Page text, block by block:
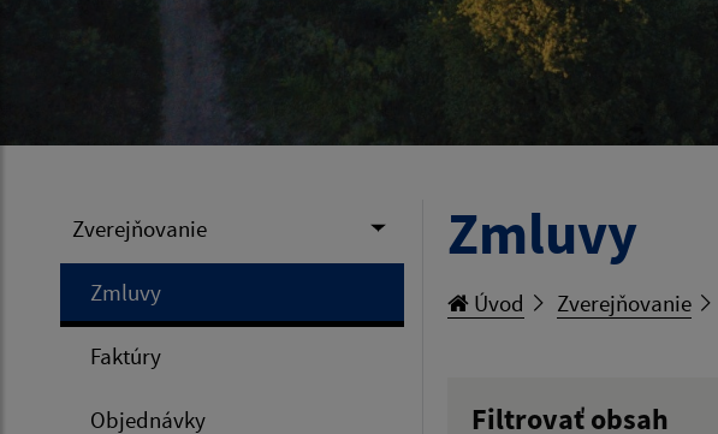
Zverejňovanie
Zmluvy
Faktúry
Objednávky
Zmluvy
Úvod Zverejňovanie
Filtrovať obsah